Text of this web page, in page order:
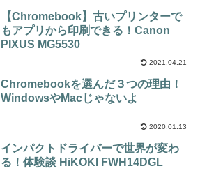
【Chromebook】古いプリンターで
もアプリから印刷できる！Canon
PIXUS MG5530
2021.04.21
Chromebookを選んだ３つの理由！
WindowsやMacじゃないよ
2020.01.13
インパクトドライバーで世界が変わ
る！体験談 HiKOKI FWH14DGL